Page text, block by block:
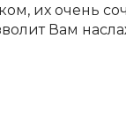
их очень
Вам